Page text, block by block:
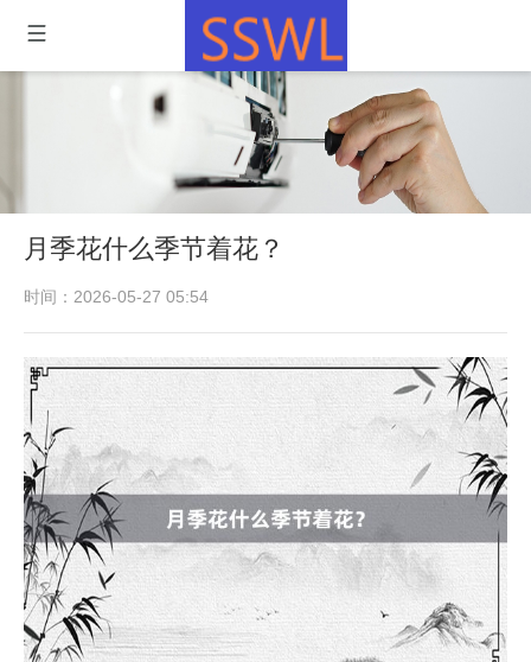
月季花什么季节着花？
时间：2026-05-27 05:54